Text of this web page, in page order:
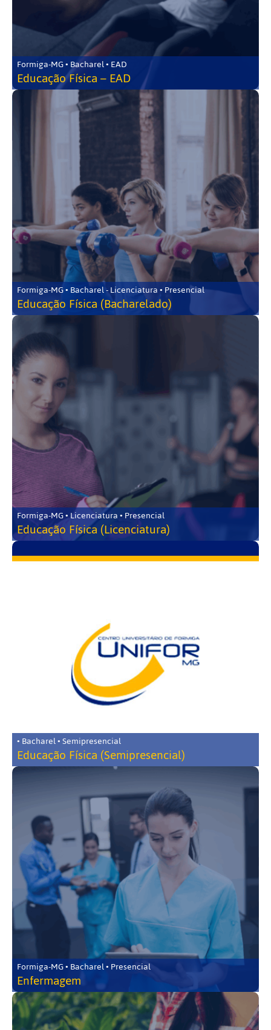
Formiga-MG • Bacharel • EAD
Educação Física – EAD
Formiga-MG • Bacharel - Licenciatura • Presencial
Educação Física (Bacharelado)
Formiga-MG • Licenciatura • Presencial
Educação Física (Licenciatura)
• Bacharel • Semipresencial
Educação Física (Semipresencial)
Formiga-MG • Bacharel • Presencial
Enfermagem